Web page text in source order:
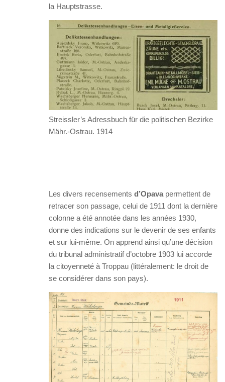
la Hauptstrasse.
Streissler’s Adressbuch für die politischen Bezirke
Mähr.-Ostrau. 1914
Les divers recensements d’Opava permettent de
retracer son passage, celui de 1911 dont la dernière
colonne a été annotée dans les années 1930,
donne des indications sur le devenir de ses enfants
et sur lui-même. On apprend ainsi qu’une décision
du tribunal administratif d’octobre 1903 lui accorde
la citoyenneté à Troppau (littéralement: le droit de
se considérer dans son pays).